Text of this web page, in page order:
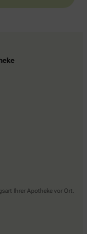
Ihrer Apotheke vor Ort.